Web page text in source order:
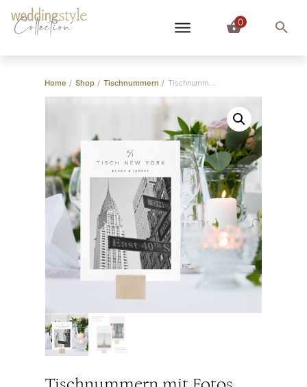
Collection 0
Home / Shop / Tischnummern / Tischnummern mit Fotos